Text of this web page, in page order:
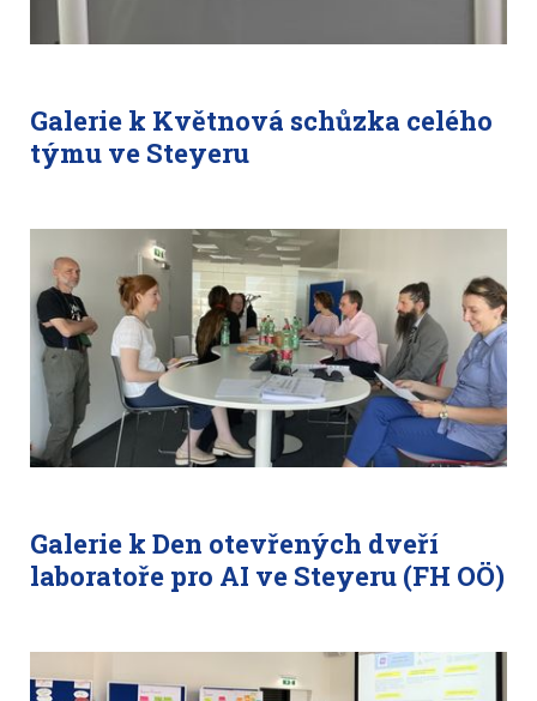
Galerie k Květnová schůzka celého
týmu ve Steyeru
Galerie k Den otevřených dveří
laboratoře pro AI ve Steyeru (FH OÖ)